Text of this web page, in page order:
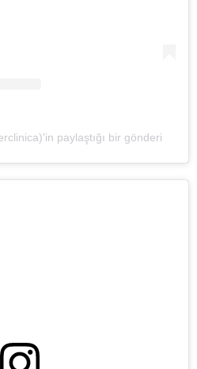
paylaştığı bir gönderi